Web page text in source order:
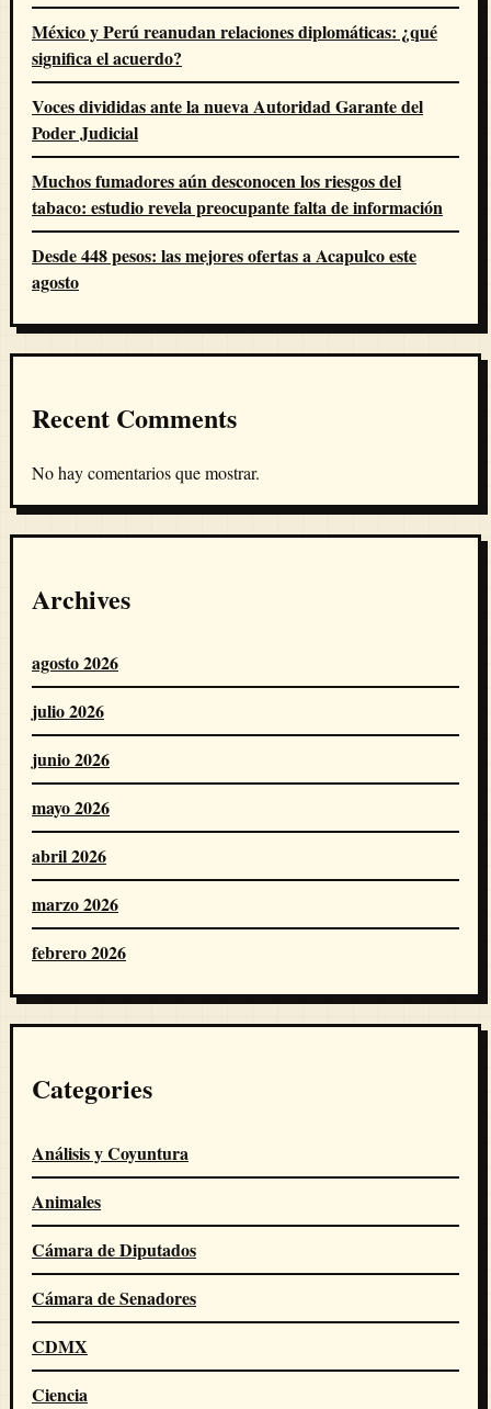
México y Perú reanudan relaciones diplomáticas: ¿qué
significa el acuerdo?
Voces divididas ante la nueva Autoridad Garante del
Poder Judicial
Muchos fumadores aún desconocen los riesgos del
tabaco: estudio revela preocupante falta de información
Desde 448 pesos: las mejores ofertas a Acapulco este
agosto
Recent Comments
No hay comentarios que mostrar.
Archives
agosto 2026
julio 2026
junio 2026
mayo 2026
abril 2026
marzo 2026
febrero 2026
Categories
Análisis y Coyuntura
Animales
Cámara de Diputados
Cámara de Senadores
CDMX
Ciencia